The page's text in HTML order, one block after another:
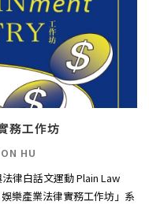
務工作坊
HU
律白話文運動 Plain Law
樂產業法律實務工作坊」系